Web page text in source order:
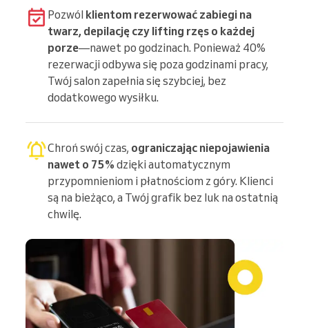
Pozwól klientom rezerwować zabiegi na
twarz, depilację czy lifting rzęs o każdej
porze—nawet po godzinach. Ponieważ 40%
rezerwacji odbywa się poza godzinami pracy,
Twój salon zapełnia się szybciej, bez
dodatkowego wysiłku.
Chroń swój czas, ograniczając niepojawienia
nawet o 75% dzięki automatycznym
przypomnieniom i płatnościom z góry. Klienci
są na bieżąco, a Twój grafik bez luk na ostatnią
chwilę.